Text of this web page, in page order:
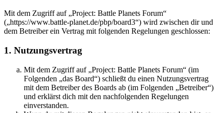
Mit dem Zugriff auf „Project: Battle Planets Forum“
(„https://www.battle-planet.de/pbp/board3“) wird zwischen dir und
dem Betreiber ein Vertrag mit folgenden Regelungen geschlossen:
1. Nutzungsvertrag
Mit dem Zugriff auf „Project: Battle Planets Forum“ (im
Folgenden „das Board“) schließt du einen Nutzungsvertrag
mit dem Betreiber des Boards ab (im Folgenden „Betreiber“)
und erklärst dich mit den nachfolgenden Regelungen
einverstanden.